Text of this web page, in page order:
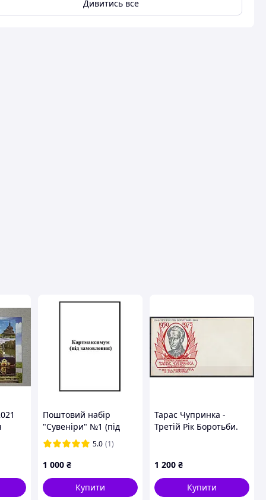
Дивитись все
Поштовий набір
"Сувеніри" №1 (під
замовлення)5.0 (1)
1 000 ₴
Купити
Тарас Чупринка -
Третій Рік Боротьби.
1 200 ₴
Купити